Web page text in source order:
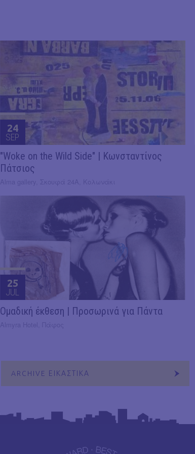
24
SEP
"Woke on the Wild Side" | Κωνσταντίνος
Πάτσιος
25
JUL
Ομαδική έκθεση | Προσωρινά για Πάντα
ARCHIVE ΕΙΚΑΣΤΙΚΑ